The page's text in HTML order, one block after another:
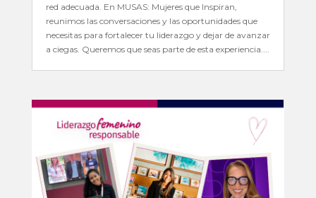
red adecuada. En MUSAS: Mujeres que Inspiran,
reunimos las conversaciones y las oportunidades que
necesitas para fortalecer tu liderazgo y dejar de avanzar
a ciegas. Queremos que seas parte de esta experiencia....